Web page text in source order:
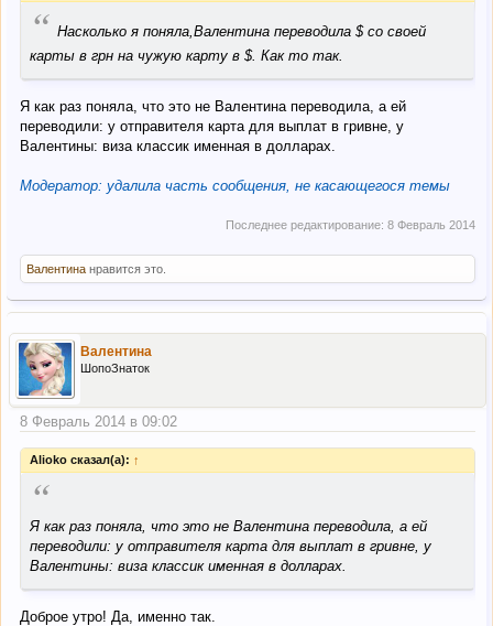
“ Насколько я поняла,Валентина переводила $ со своей
карты в грн на чужую карту в $. Как то так.
Я как раз поняла, что это не Валентина переводила, а ей
переводили: у отправителя карта для выплат в гривне, у
Валентины: виза классик именная в долларах.
Модератор: удалила часть сообщения, не касающегося темы
Последнее редактирование: 8 Февраль 2014
Валентина нравится это.
Валентина
ШопоЗнаток
8 Февраль 2014 в 09:02
Alioko сказал(а): ↑
“
Я как раз поняла, что это не Валентина переводила, а ей
переводили: у отправителя карта для выплат в гривне, у
Валентины: виза классик именная в долларах.
Доброе утро! Да, именно так.